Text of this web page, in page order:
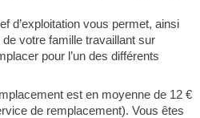
d’exploitation vous permet, ainsi
votre famille travaillant sur
pour l’un des différents
est en moyenne de 12 €
de remplacement). Vous êtes